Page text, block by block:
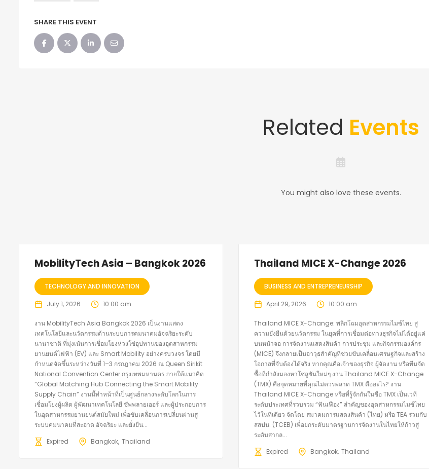
SHARE THIS EVENT
Related Events
You might also love these events.
MobilityTech Asia – Bangkok 2026
TECHNOLOGY AND INNOVATION
July 1, 2026 10:00 am
งาน MobilityTech Asia Bangkok 2026 เป็นงานแสดง
เทคโนโลยีและนวัตกรรมด้านระบบการคมนาคมอัจฉริยะระดับ
นานาชาติ ที่มุ่งเน้นการเชื่อมโยงห่วงโซ่อุปทานของอุตสาหกรรม
ยานยนต์ไฟฟ้า (EV) และ Smart Mobility อย่างครบวงจร โดยมี
กำหนดจัดขึ้นระหว่างวันที่ 1–3 กรกฎาคม 2026 ณ Queen Sirikit
National Convention Center กรุงเทพมหานคร ภายใต้แนวคิด
“Global Matching Hub Connecting the Smart Mobility
Supply Chain” งานนี้ทำหน้าที่เป็นศูนย์กลางระดับโลกในการ
เชื่อมโยงผู้ผลิต ผู้พัฒนาเทคโนโลยี ซัพพลายเออร์ และผู้ประกอบการ
ในอุตสาหกรรมยานยนต์สมัยใหม่ เพื่อขับเคลื่อนการเปลี่ยนผ่านสู่
ระบบคมนาคมที่สะอาด อัจฉริยะ และยั่งยืน...
Expired
Bangkok Thailand
Thailand MICE X-Change 2026
BUSINESS AND ENTREPRENEURSHIP
April 29, 2026 10:00 am
Thailand MICE X-Change: พลิกโฉมอุตสาหกรรมไมซ์ไทย สู่
ความยั่งยืนด้วยนวัตกรรม ในยุคที่การเชื่อมต่อทางธุรกิจไม่ได้อยู่แค่
บนหน้าจอ การจัดงานแสดงสินค้า การประชุม และกิจกรรมองค์กร
(MICE) จึงกลายเป็นอาวุธสำคัญที่ช่วยขับเคลื่อนเศรษฐกิจและสร้าง
โอกาสที่จับต้องได้จริง หากคุณคือเจ้าของธุรกิจ ผู้จัดงาน หรือทีมจัด
ซื้อที่กำลังมองหาโซลูชันใหม่ๆ งาน Thailand MICE X-Change
(TMX) คือจุดหมายที่คุณไม่ควรพลาด TMX คืออะไร? งาน
Thailand MICE X-Change หรือที่รู้จักกันในชื่อ TMX เป็นเวที
ระดับประเทศที่รวบรวม “ฟันเฟือง” สำคัญของอุตสาหกรรมไมซ์ไทย
ไว้ในที่เดียว จัดโดย สมาคมการแสดงสินค้า (ไทย) หรือ TEA ร่วมกับ
สสปน. (TCEB) เพื่อยกระดับมาตรฐานการจัดงานในไทยให้ก้าวสู่
ระดับสากล...
Expired
Bangkok Thailand